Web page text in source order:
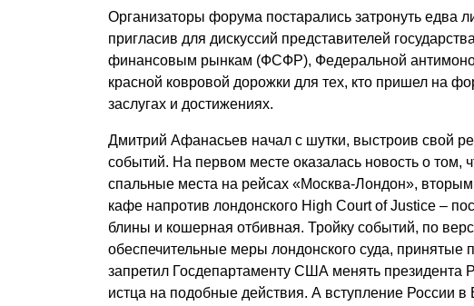
ответственность
Организаторы форума постарались затронуть едва
пригласив для дискуссий представителей
финансовым рынкам (ФСФР), Федеральной
красной ковровой дорожки для тех, кто пришел на
заслугах и достижениях.
Дмитрий Афанасьев начал с шутки, выстроив свой
событий. На первом месте оказалась новость о том,
спальные места на рейсах «Москва-Лондон»,
кафе напротив лондонского High Court of Justice –
блины и кошерная отбивная. Тройку событий, по
обеспечительные меры лондонского суда, принятые
запретил Госдепартаменту США менять президента
истца на подобные действия. А вступление России